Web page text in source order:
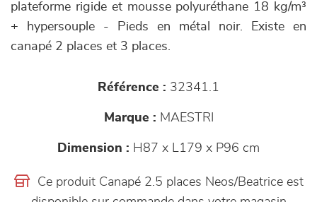
plateforme rigide et mousse polyuréthane 18 kg/m³
+ hypersouple - Pieds en métal noir. Existe en
canapé 2 places et 3 places.
Référence : 32341.1
Marque : MAESTRI
Dimension : H87 x L179 x P96 cm
Ce produit Canapé 2.5 places Neos/Beatrice est